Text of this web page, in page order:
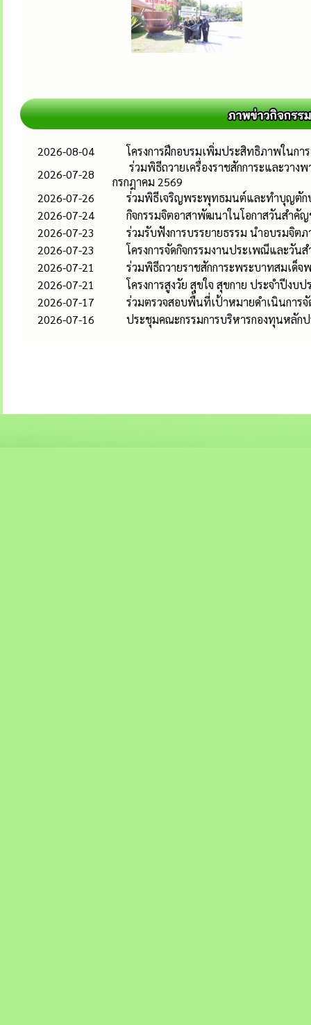
2026-08-04
โครงการฝึกอบรมเพิ่มประสิทธิภาพในก
2026-07-28
ร่วมพิธีถวายเครื่องราชสักการะและวา
กรกฎาคม 2569
2026-07-26
ร่วมพิธีเจริญพระพุทธมนต์และทำบุญตักบ
2026-07-24
กิจกรรมจิตอาสาพัฒนาในโอกาสวันสำคั
2026-07-23
ร่วมรับฟังการบรรยายธรรม นำอบรมจิต
2026-07-23
โครงการจัดกิจกรรมงานประเพณีและวั
2026-07-21
ร่วมพิธีถวายราชสักการะพระบาทสมเด็จ
2026-07-21
โครงการสูงวัย สุขใจ สุขกาย ประจำปีง
2026-07-17
ร่วมตรวจสอบพื้นที่เป้าหมายดำเนินการ
2026-07-16
ประชุมคณะกรรมการบริหารกองทุนหลัก